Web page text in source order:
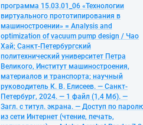
программа 15.03.01_06 «Технологии
виртуального прототипирования в
машиностроении» = Analysis and
optimization of vacuum pump design / Чао
Хай; Санкт-Петербургский
политехнический университет Петра
Великого, Институт машиностроения,
материалов и транспорта; научный
руководитель К. В. Елисеев. — Санкт-
Петербург, 2024. — 1 файл (1,4 Мб). —
Загл. с титул. экрана. — Доступ по
из сети Интернет (чтение, печать,